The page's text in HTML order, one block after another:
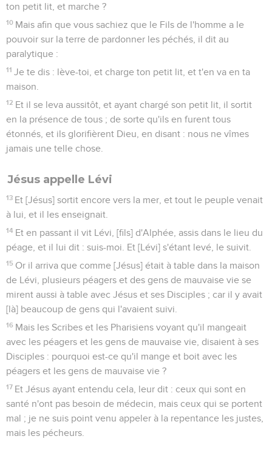
ton petit lit, et marche ?
10 Mais afin que vous sachiez que le Fils de l'homme a le
pouvoir sur la terre de pardonner les péchés, il dit au
paralytique :
11 Je te dis : lève-toi, et charge ton petit lit, et t'en va en ta
maison.
12 Et il se leva aussitôt, et ayant chargé son petit lit, il sortit
en la présence de tous ; de sorte qu'ils en furent tous
étonnés, et ils glorifièrent Dieu, en disant : nous ne vîmes
jamais une telle chose.
Jésus appelle Lévi
13 Et [Jésus] sortit encore vers la mer, et tout le peuple venait
à lui, et il les enseignait.
14 Et en passant il vit Lévi, [fils] d'Alphée, assis dans le lieu du
péage, et il lui dit : suis-moi. Et [Lévi] s'étant levé, le suivit.
15 Or il arriva que comme [Jésus] était à table dans la maison
de Lévi, plusieurs péagers et des gens de mauvaise vie se
mirent aussi à table avec Jésus et ses Disciples ; car il y avait
[là] beaucoup de gens qui l'avaient suivi.
16 Mais les Scribes et les Pharisiens voyant qu'il mangeait
avec les péagers et les gens de mauvaise vie, disaient à ses
Disciples : pourquoi est-ce qu'il mange et boit avec les
péagers et les gens de mauvaise vie ?
17 Et Jésus ayant entendu cela, leur dit : ceux qui sont en
santé n'ont pas besoin de médecin, mais ceux qui se portent
mal ; je ne suis point venu appeler à la repentance les justes,
mais les pécheurs.